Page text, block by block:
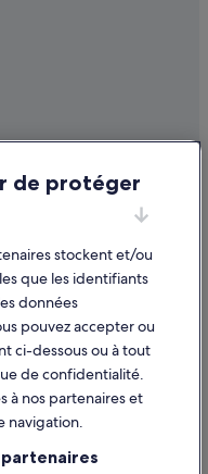
proximité
de vacances
de protéger
stockent et/ou
que les identifiants
données
pouvez accepter ou
ci-dessous ou à tout
de confidentialité.
à nos partenaires et
navigation.